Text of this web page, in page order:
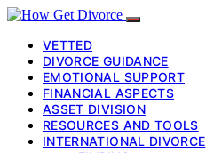
VETTED
DIVORCE GUIDANCE
EMOTIONAL SUPPORT
FINANCIAL ASPECTS
ASSET DIVISION
RESOURCES AND TOOLS
INTERNATIONAL DIVORCE